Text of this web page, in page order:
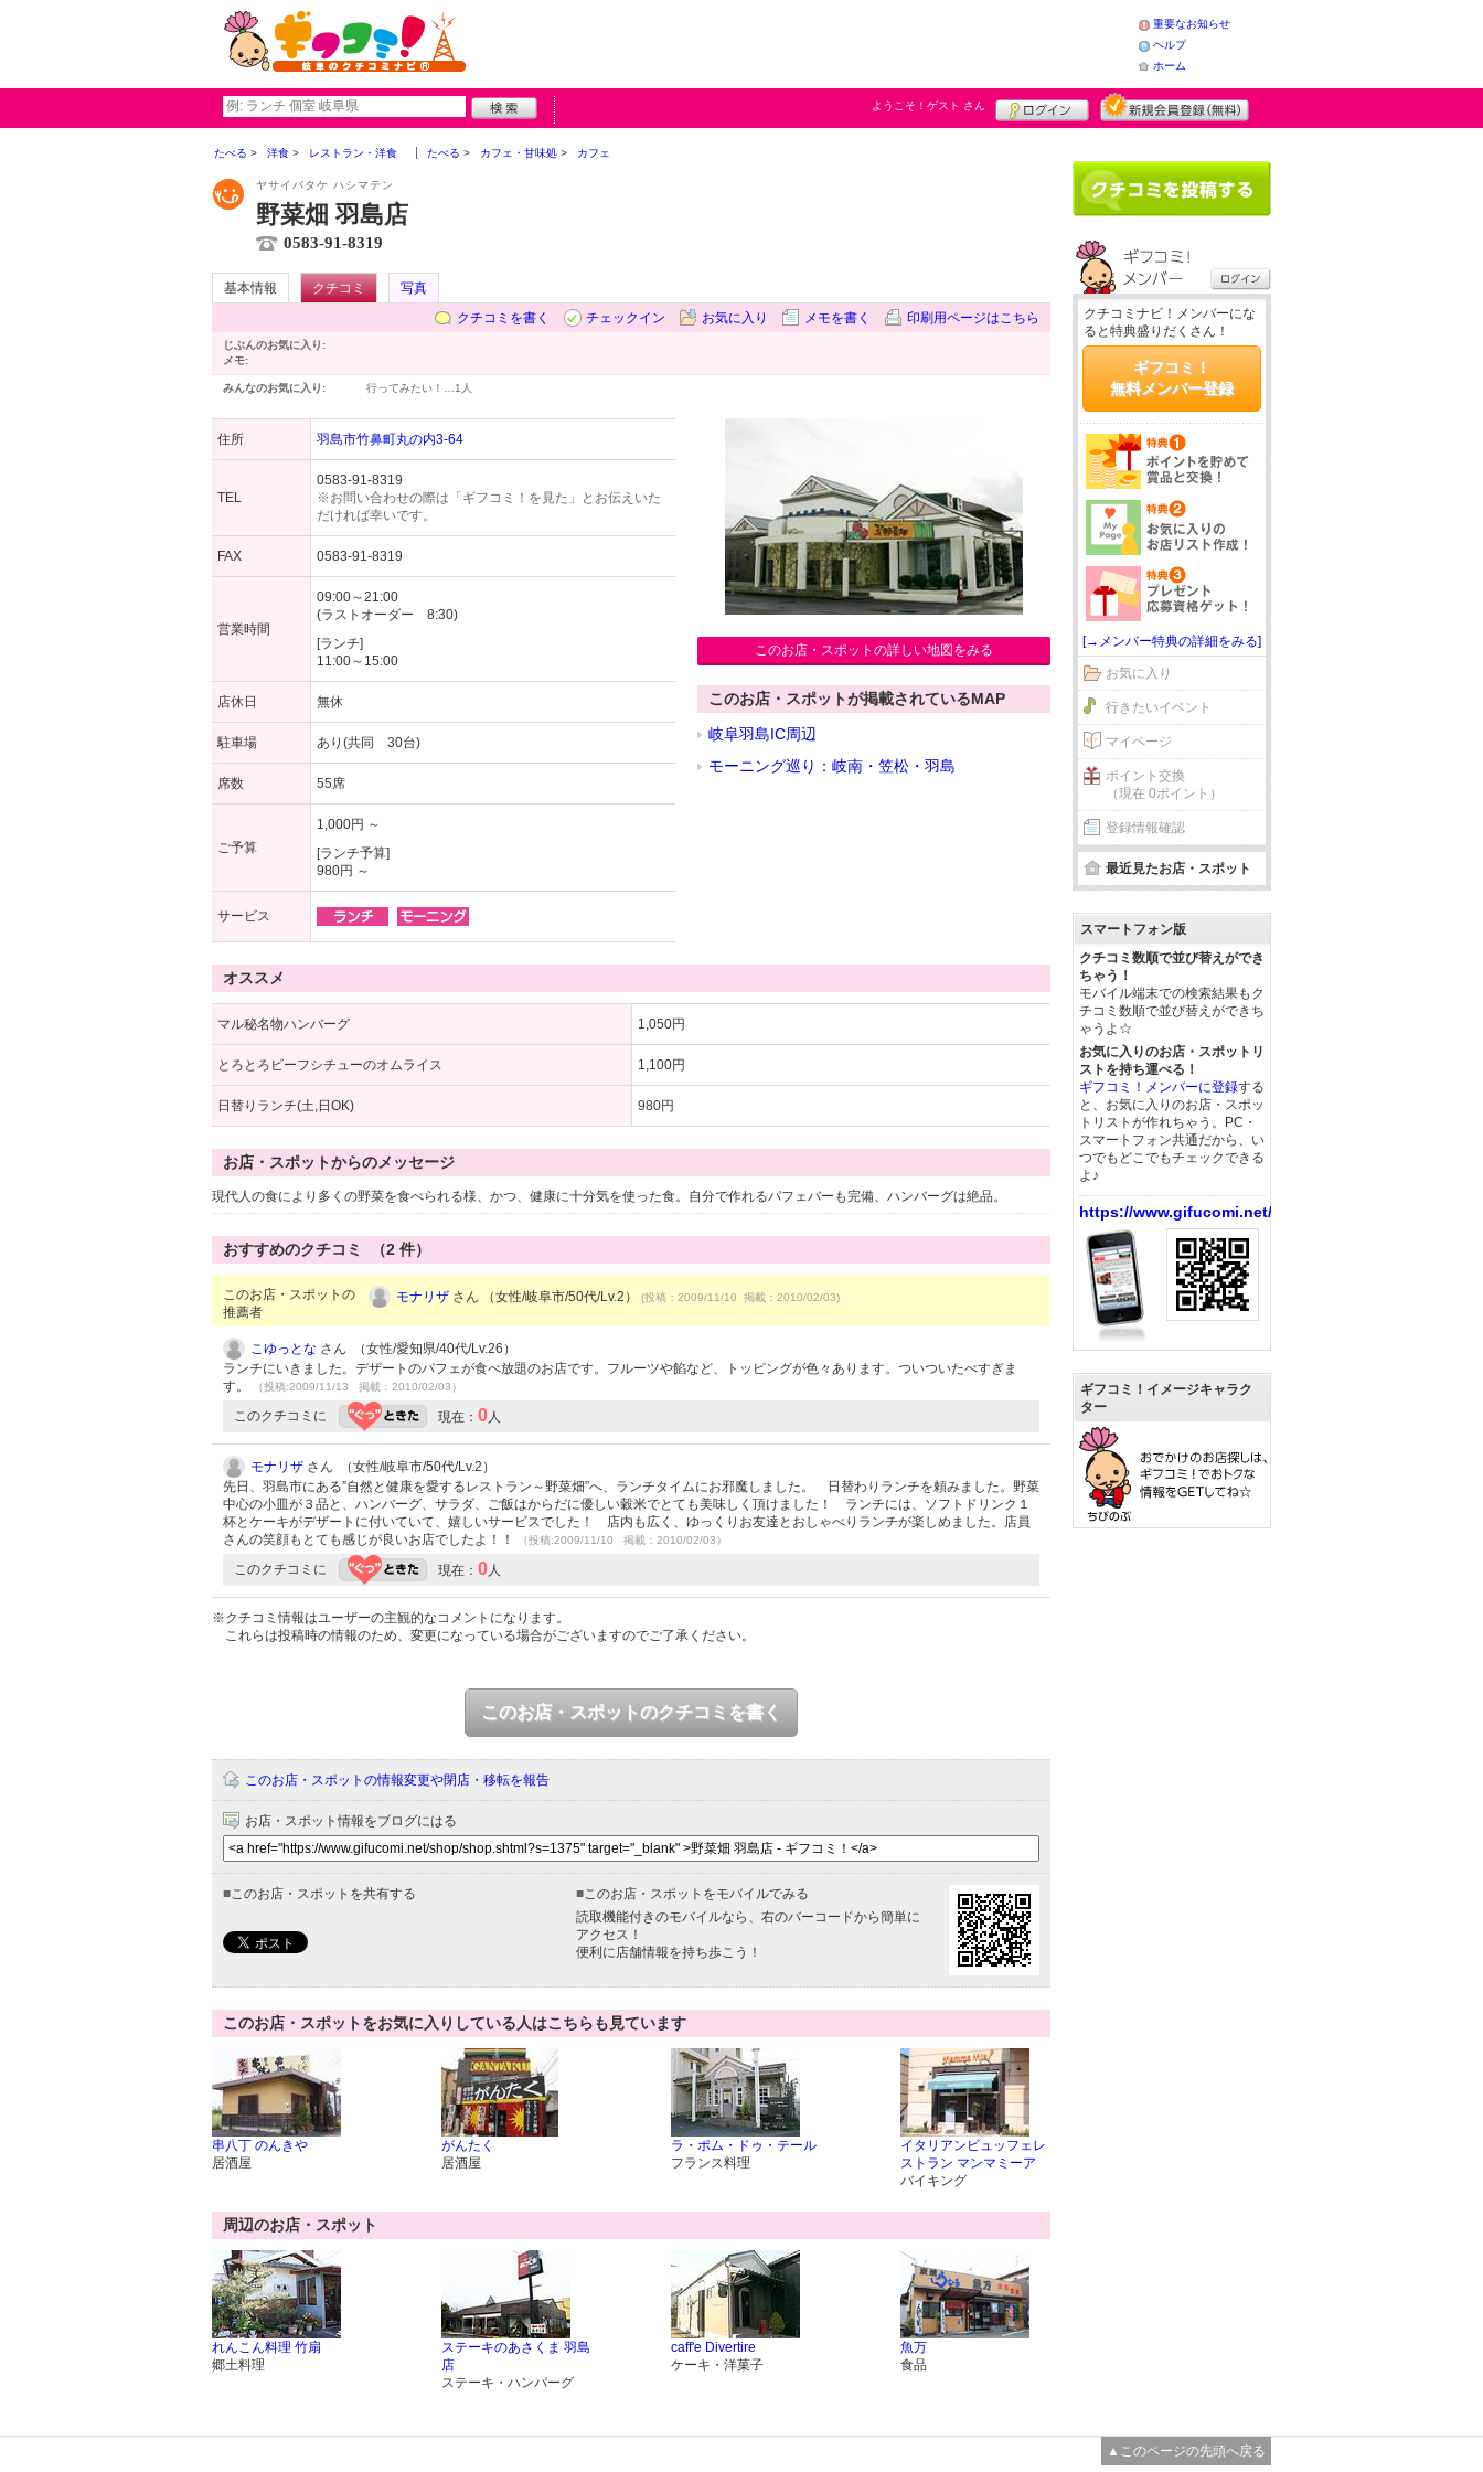
重要なお知らせ
ヘルプ
ホーム
ようこそ！ ゲスト さん
たべる 洋食 レストラン・洋食 たべる カフェ・甘味処 カフェ
ヤサイバタケ ハシマテン
野菜畑 羽島店
0583-91-8319
基本情報 クチコミ
写真
クチコミを書く
チェックイン お気に入り メモを書く 印刷用ページはこちら
じぶんのお気に入り:
メモ:
みんなのお気に入り: 行ってみたい！… 1人
住所 羽島市竹鼻町丸の内3-64
TEL
0583-91-8319
※お問い合わせの際は「ギフコミ！を見た」とお伝えいた
だければ幸いです。
FAX 0583-91-8319
営業時間
09:00～21:00
(ラストオーダー 8:30)
[ランチ]
11:00～15:00
店休日 無休
駐車場 あり(共同 30台)
席数 55席
ご予算
1,000円 ～
[ランチ予算]
980円 ～
サービス
このお店・スポットの詳しい地図をみる
このお店・スポットが掲載されているMAP
岐阜羽島IC周辺
モーニング巡り：岐南・笠松・羽島
オススメ
マル秘名物ハンバーグ 1,050円
とろとろビーフシチューのオムライス 1,100円
日替りランチ(土,日OK) 980円
お店・スポットからのメッセージ
現代人の食により多くの野菜を食べられる様、かつ、健康に十分気を使った食。自分で作れるパフェバーも完備、ハンバーグは絶品。
おすすめのクチコミ （2 件）
このお店・スポットの
推薦者
モナリザ さん （女性/岐阜市/50代/Lv.2） (投稿：2009/11/10 掲載：2010/02/03)
こゆっとな さん （女性/愛知県/40代/Lv.26）
ランチにいきました。デザートのパフェが食べ放題のお店です。フルーツや餡など、トッピングが色々あります。ついついたべすぎま
す。
（投稿:2009/11/13 掲載：2010/02/03）
このクチコミに 現在： 0人
モナリザ さん （女性/岐阜市/50代/Lv.2）
先日、羽島市にある”自然と健康を愛するレストラン～野菜畑”へ、ランチタイムにお邪魔しました。 日替わりランチを頼みました。野菜
中心の小皿が３品と、ハンバーグ、サラダ、ご飯はからだに優しい穀米でとても美味しく頂けました！ ランチには、ソフトドリンク１
杯とケーキがデザートに付いていて、嬉しいサービスでした！ 店内も広く、ゆっくりお友達とおしゃべりランチが楽しめました。店員
さんの笑顔もとても感じが良いお店でしたよ！！
（投稿:2009/11/10 掲載：2010/02/03）
このクチコミに 現在： 0人
※クチコミ情報はユーザーの主観的なコメントになります。
これらは投稿時の情報のため、変更になっている場合がございますのでご了承ください。
このお店・スポットのクチコミを書く
このお店・スポットの情報変更や閉店・移転を報告
お店・スポット情報をブログにはる
■このお店・スポットを共有する ■このお店・スポットをモバイルでみる
読取機能付きのモバイルなら、右のバーコードから簡単に
アクセス！
便利に店舗情報を持ち歩こう！
このお店・スポットをお気に入りしている人はこちらも見ています
串八丁 のんきや
居酒屋
がんたく
居酒屋
ラ・ポム・ドゥ・テール
フランス料理
イタリアンビュッフェレ
ストラン マンマミーア
バイキング
周辺のお店・スポット
れんこん料理 竹扇
郷土料理
ステーキのあさくま 羽島
店
ステーキ・ハンバーグ
caff'e Divertire
ケーキ・洋菓子
魚万
食品
クチコミナビ！メンバーにな
ると特典盛りだくさん！
ギフコミ！
無料メンバー登録
[→メンバー特典の詳細をみる]
お気に入り
行きたいイベント
マイページ
ポイント交換
（現在 0ポイント）
登録情報確認
最近見たお店・スポット
スマートフォン版
クチコミ数順で並び替えができ
ちゃう！
モバイル端末での検索結果もク
チコミ数順で並び替えができち
ゃうよ☆
お気に入りのお店・スポットリ
ストを持ち運べる！
ギフコミ！メンバーに登録する
と、お気に入りのお店・スポッ
トリストが作れちゃう。PC・
スマートフォン共通だから、い
つでもどこでもチェックできる
よ♪
https://www.gifucomi.net/
ギフコミ！イメージキャラク
ター
▲このページの先頭へ戻る